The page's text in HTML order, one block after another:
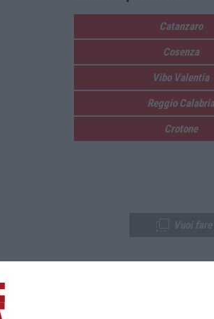
Catanzaro
Cosenza
Vibo Valentia
Reggio Calabria
Crotone